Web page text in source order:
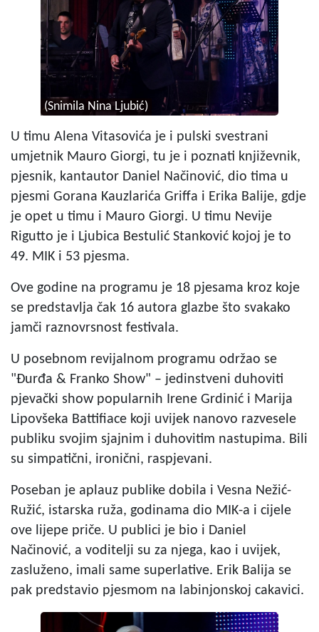
(Snimila Nina Ljubić)
U timu Alena Vitasovića je i pulski svestrani
umjetnik Mauro Giorgi, tu je i poznati književnik,
pjesnik, kantautor Daniel Načinović, dio tima u
pjesmi Gorana Kauzlarića Griffa i Erika Balije, gdje
je opet u timu i Mauro Giorgi. U timu Nevije
Rigutto je i Ljubica Bestulić Stanković kojoj je to
49. MIK i 53 pjesma.
Ove godine na programu je 18 pjesama kroz koje
se predstavlja čak 16 autora glazbe što svakako
jamči raznovrsnost festivala.
U posebnom revijalnom programu održao se
"Đurđa & Franko Show" – jedinstveni duhoviti
pjevački show popularnih Irene Grdinić i Marija
Lipovšeka Battifiace koji uvijek nanovo razvesele
publiku svojim sjajnim i duhovitim nastupima. Bili
su simpatični, ironični, raspjevani.
Poseban je aplauz publike dobila i Vesna Nežić-
Ružić, istarska ruža, godinama dio MIK-a i cijele
ove lijepe priče. U publici je bio i Daniel
Načinović, a voditelji su za njega, kao i uvijek,
zasluženo, imali same superlative. Erik Balija se
pak predstavio pjesmom na labinjonskoj cakavici.